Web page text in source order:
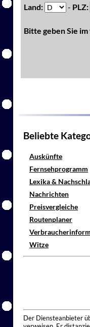
Land:
- PLZ:
Bitte geben Sie
Beliebte
Auskünfte
Fernsehprogramm
Lexika &
Nachrichten
Preisvergleiche
Routenplaner
Witze
Der Diensteanbieter